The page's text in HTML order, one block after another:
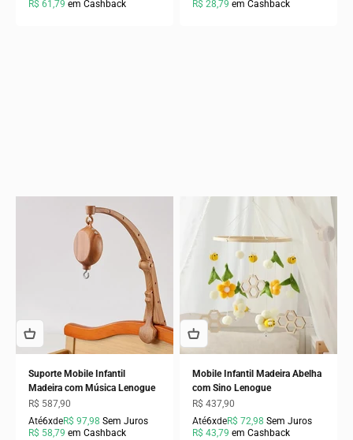
R$ 61,79 em Cashback
R$ 28,79 em Cashback
Suporte Mobile Infantil
Madeira com Música Lenogue
Preço promocional
R$ 587,90
Até6xdeR$ 97,98 Sem Juros
R$ 58,79 em Cashback
Mobile Infantil Madeira Abelha
com Sino Lenogue
Preço promocional
R$ 437,90
Até6xdeR$ 72,98 Sem Juros
R$ 43,79 em Cashback